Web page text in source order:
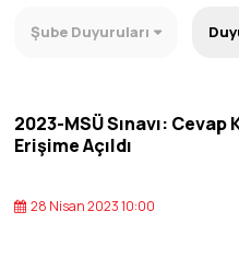
Şube Duyuruları
2023-MSÜ Sınavı: Cevap
Erişime Açıldı
28 Nisan 2023 10:00